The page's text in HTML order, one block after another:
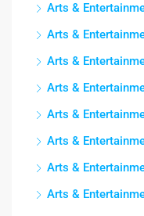
Arts &
Arts &
Arts &
Arts &
Arts &
Arts &
Arts &
Arts &